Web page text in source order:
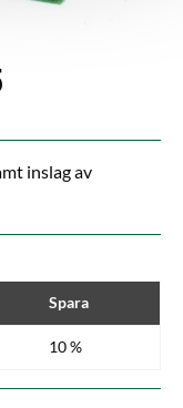
inslag av
Spara
10 %